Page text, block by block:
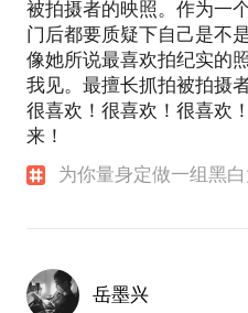
被拍摄者的映照。作为一
门后都要质疑下自己是不
像她所说最喜欢拍纪实的
我见。最擅长抓拍被拍摄
很喜欢！很喜欢！很喜欢
来！
为你量身定做一组黑
岳墨兴